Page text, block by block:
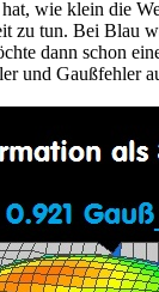
wie klein die
zu tun. Bei Blau
dann schon
und Gaußfehler